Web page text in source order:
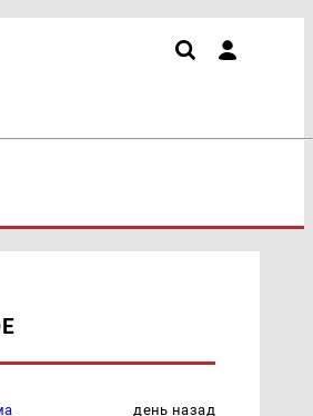
день назад